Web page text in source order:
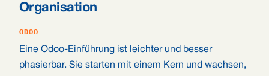
Organisation
ODOO
Eine Odoo-Einführung ist leichter und besser
phasierbar. Sie starten mit einem Kern und wachsen,